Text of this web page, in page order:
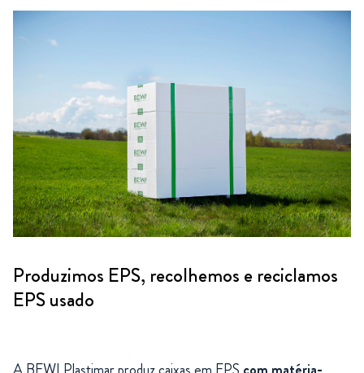
Produzimos EPS, recolhemos e reciclamos
EPS usado